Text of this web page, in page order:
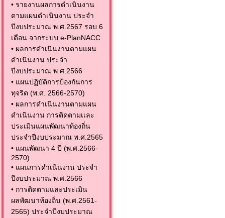
• รายงานผลการดำเนินงาน
ตามแผนดำเนินงาน ประจำ
ปีงบประมาณ พ.ศ.2567 รอบ 6
เดือน จากระบบ e-PlanNACC
• ผลการดำเนินงานตามแผน
ดำเนินงาน ประจำ
ปีงบประมาณ พ.ศ.2566
• แผนปฏิบัติการป้องกันการ
ทุจริต (พ.ศ. 2566-2570)
• ผลการดำเนินงานตามแผน
ดำเนินงาน การติดตามเเละ
ประเมินแผนพัฒนาท้องถิ่น
ประจำปีงบประมาณ พ.ศ.2565
• แผนพัฒนา 4 ปี (พ.ศ.2566-
2570)
• แผนการดำเนินงาน ประจำ
ปีงบประมาณ พ.ศ.2566
• การติดตามและประเมิน
ผลพัฒนาท้องถิ่น (พ.ศ.2561-
2565) ประจำปีงบประมาณ